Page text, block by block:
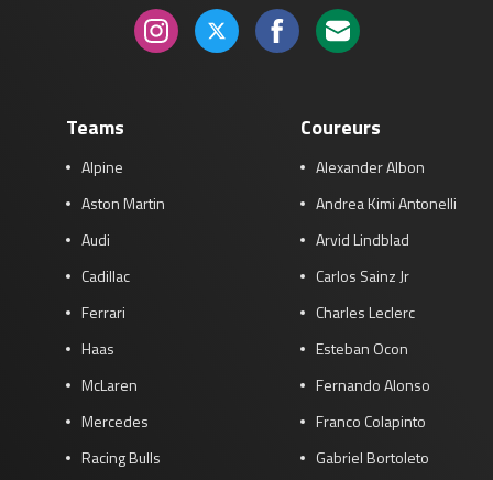
Teams
Alpine
Aston Martin
Audi
Cadillac
Ferrari
Haas
McLaren
Mercedes
Racing Bulls
Coureurs
Alexander Albon
Andrea Kimi Antonelli
Arvid Lindblad
Carlos Sainz Jr
Charles Leclerc
Esteban Ocon
Fernando Alonso
Franco Colapinto
Gabriel Bortoleto